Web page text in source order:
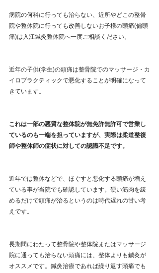
病院の何科に行っても治らない、近所やどこの整骨
院や整体院に行っても改善しないお子様の頭痛(偏頭
痛)は入江鍼灸整体院へ一度ご相談ください。
近年の子供(学生)の頭痛は整骨院でのマッサージ・カ
イロプラクティックで悪化することが明確になって
きています。
これは一部の悪質な整体院が無免許無許可で営業し
ているのも一端を担っていますが、実際は柔道整復
師や整体師の症状に対しての認識不足です。
近年では整体などで、ほぐすと悪化する頭痛が増え
ている事が当院でも確認しています。硬い筋肉を緩
めるだけで頭痛が治るというのは時代遅れの甘い考
えです。
長期間にわたって整骨院や整体院またはマッサージ
院に通っても治らない頭痛には、整体よりも鍼灸が
オススメです。鍼灸治療であれば繰り返す頭痛でも